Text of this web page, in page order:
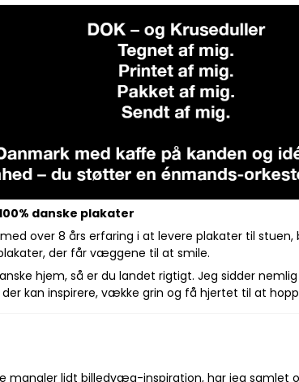
danske plakater
over 8 års erfaring i at levere plakater til
der får væggene til at smile.
hjem, så er du landet rigtigt. Jeg sidder
kan inspirere, vække grin og få hjertet til at
lidt billedvæg-inspiration, har jeg samlet